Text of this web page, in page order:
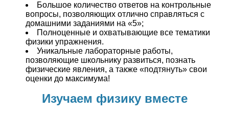
Большое количество ответов на контрольные
вопросы, позволяющих отлично справляться с
домашними заданиями на «5»;
Полноценные и охватывающие все тематики
физики упражнения.
Уникальные лабораторные работы,
позволяющие школьнику развиться, познать
физические явления, а также «подтянуть» свои
оценки до максимума!
Изучаем физику вместе